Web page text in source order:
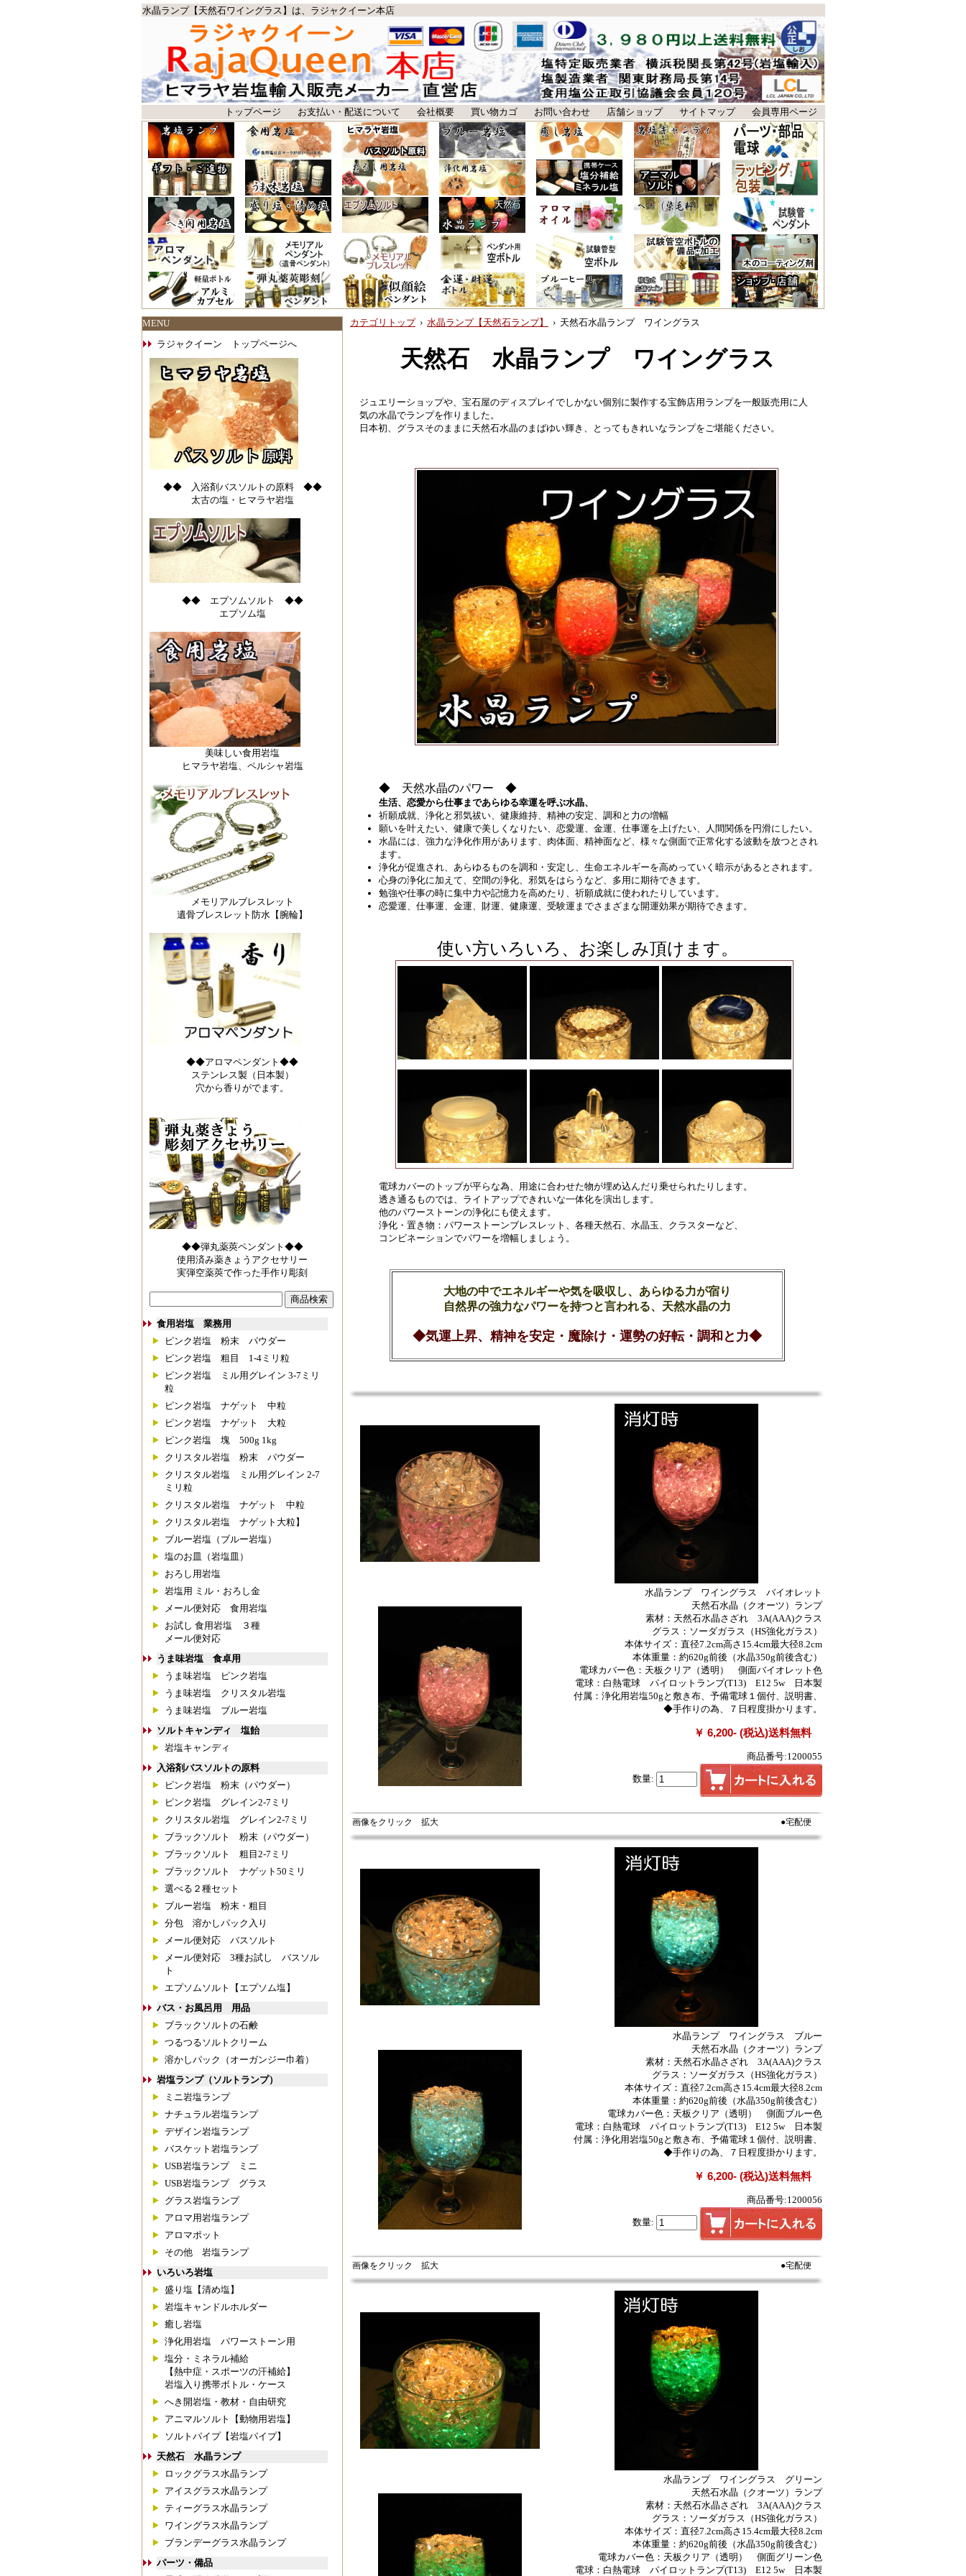
水晶ランプ【天然石ワイングラス】は、ラジャクイーン本店
トップページ お支払い・配送について 会社概要 買い物カゴ お問い合わせ 店舗ショップ サイトマップ 会員専用ページ
MENU
ラジャクイーン トップページへ
◆◆ 入浴剤バスソルトの原料 ◆◆
太古の塩・ヒマラヤ岩塩
◆◆ エプソムソルト ◆◆
エプソム塩
美味しい食用岩塩
ヒマラヤ岩塩、ペルシャ岩塩
メモリアルブレスレット
遺骨ブレスレット防水【腕輪】
◆◆アロマペンダント◆◆
ステンレス製（日本製）
穴から香りがでます。
◆◆弾丸薬莢ペンダント◆◆
使用済み薬きょうアクセサリー
実弾空薬莢で作った手作り彫刻
食用岩塩 業務用
ピンク岩塩 粉末 パウダー
ピンク岩塩 粗目 1-4ミリ粒
ピンク岩塩 ミル用グレイン 3-7ミリ
粒
ピンク岩塩 ナゲット 中粒
ピンク岩塩 ナゲット 大粒
ピンク岩塩 塊 500g 1kg
クリスタル岩塩 粉末 パウダー
クリスタル岩塩 ミル用グレイン 2-7
ミリ粒
クリスタル岩塩 ナゲット 中粒
クリスタル岩塩 ナゲット大粒】
ブルー岩塩（ブルー岩塩）
塩のお皿（岩塩皿）
おろし用岩塩
岩塩用 ミル・おろし金
メール便対応 食用岩塩
お試し 食用岩塩 ３種
メール便対応
うま味岩塩 食卓用
うま味岩塩 ピンク岩塩
うま味岩塩 クリスタル岩塩
うま味岩塩 ブルー岩塩
ソルトキャンディ 塩飴
岩塩キャンディ
入浴剤バスソルトの原料
ピンク岩塩 粉末（パウダー）
ピンク岩塩 グレイン2-7ミリ
クリスタル岩塩 グレイン2-7ミリ
ブラックソルト 粉末（パウダー）
ブラックソルト 粗目2-7ミリ
ブラックソルト ナゲット50ミリ
選べる２種セット
ブルー岩塩 粉末・粗目
分包 溶かしパック入り
メール便対応 バスソルト
メール便対応 3種お試し バスソル
ト
エプソムソルト【エプソム塩】
バス・お風呂用 用品
ブラックソルトの石鹸
つるつるソルトクリーム
溶かしパック（オーガンジー巾着）
岩塩ランプ（ソルトランプ）
ミニ岩塩ランプ
ナチュラル岩塩ランプ
デザイン岩塩ランプ
バスケット岩塩ランプ
USB岩塩ランプ ミニ
USB岩塩ランプ グラス
グラス岩塩ランプ
アロマ用岩塩ランプ
アロマポット
その他 岩塩ランプ
いろいろ岩塩
盛り塩【清め塩】
岩塩キャンドルホルダー
癒し岩塩
浄化用岩塩 パワーストーン用
塩分・ミネラル補給
【熱中症・スポーツの汗補給】
岩塩入り携帯ボトル・ケース
へき開岩塩・教材・自由研究
アニマルソルト【動物用岩塩】
ソルトパイプ【岩塩パイプ】
天然石 水晶ランプ
ロックグラス水晶ランプ
アイスグラス水晶ランプ
ティーグラス水晶ランプ
ワイングラス水晶ランプ
ブランデーグラス水晶ランプ
パーツ・備品
カテゴリトップ› 水晶ランプ【天然石ランプ】 › 天然石水晶ランプ ワイングラス
天然石 水晶ランプ ワイングラス
ジュエリーショップや、宝石屋のディスプレイでしかない個別に製作する宝飾店用ランプを一般販売用に人
気の水晶でランプを作りました。
日本初、グラスそのままに天然石水晶のまばゆい輝き、とってもきれいなランプをご堪能ください。
◆ 天然水晶のパワー ◆
生活、恋愛から仕事まであらゆる幸運を呼ぶ水晶、
祈願成就、浄化と邪気祓い、健康維持、精神の安定、調和と力の増幅
願いを叶えたい、健康で美しくなりたい、恋愛運、金運、仕事運を上げたい、人間関係を円滑にしたい。
水晶には、強力な浄化作用があります、肉体面、精神面など、様々な側面で正常化する波動を放つとされ
ます。
浄化が促進され、あらゆるものを調和・安定し、生命エネルギーを高めっていく暗示があるとされます。
心身の浄化に加えて、空間の浄化、邪気をはらうなど、多用に期待できます。
勉強や仕事の時に集中力や記憶力を高めたり、祈願成就に使われたりしています。
恋愛運、仕事運、金運、財運、健康運、受験運までさまざまな開運効果が期待できます。
使い方いろいろ、お楽しみ頂けます。
電球カバーのトップが平らな為、用途に合わせた物が埋め込んだり乗せられたりします。
透き通るものでは、ライトアップできれいな一体化を演出します。
他のパワーストーンの浄化にも使えます。
浄化・置き物：パワーストーンブレスレット、各種天然石、水晶玉、クラスターなど、
コンビネーションでパワーを増幅しましょう。
大地の中でエネルギーや気を吸収し、あらゆる力が宿り
自然界の強力なパワーを持つと言われる、天然水晶の力
◆気運上昇、精神を安定・魔除け・運勢の好転・調和と力◆
水晶ランプ ワイングラス バイオレット
天然石水晶（クオーツ）ランプ
素材：天然石水晶さざれ 3A(AAA)クラス
グラス：ソーダガラス（HS強化ガラス）
本体サイズ：直径7.2cm高さ15.4cm最大径8.2cm
本体重量：約620g前後（水晶350g前後含む）
電球カバー色：天板クリア（透明） 側面バイオレット色
電球：白熱電球 パイロットランプ(T13) E12 5w 日本製
付属：浄化用岩塩50gと敷き布、予備電球１個付、説明書、
◆手作りの為、７日程度掛かります。
￥ 6,200- (税込)送料無料
商品番号:1200055
数量:
画像をクリック 拡大 ●宅配便
水晶ランプ ワイングラス ブルー
天然石水晶（クオーツ）ランプ
素材：天然石水晶さざれ 3A(AAA)クラス
グラス：ソーダガラス（HS強化ガラス）
本体サイズ：直径7.2cm高さ15.4cm最大径8.2cm
本体重量：約620g前後（水晶350g前後含む）
電球カバー色：天板クリア（透明） 側面ブルー色
電球：白熱電球 パイロットランプ(T13) E12 5w 日本製
付属：浄化用岩塩50gと敷き布、予備電球１個付、説明書、
◆手作りの為、７日程度掛かります。
￥ 6,200- (税込)送料無料
商品番号:1200056
数量:
画像をクリック 拡大 ●宅配便
水晶ランプ ワイングラス グリーン
天然石水晶（クオーツ）ランプ
素材：天然石水晶さざれ 3A(AAA)クラス
グラス：ソーダガラス（HS強化ガラス）
本体サイズ：直径7.2cm高さ15.4cm最大径8.2cm
本体重量：約620g前後（水晶350g前後含む）
電球カバー色：天板クリア（透明） 側面グリーン色
電球：白熱電球 パイロットランプ(T13) E12 5w 日本製